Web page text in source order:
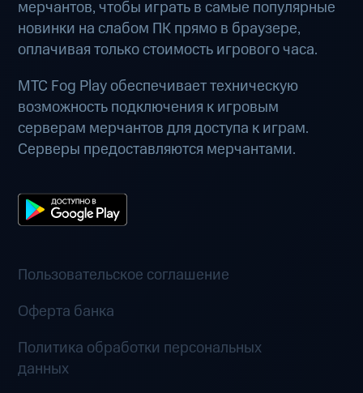
мерчантов, чтобы играть в самые популярные
новинки на слабом ПК прямо в браузере,
оплачивая только стоимость игрового часа.
МТС Fog Play обеспечивает техническую
возможность подключения к игровым
серверам мерчантов для доступа к играм.
Серверы предоставляются мерчантами.
Пользовательское соглашение
Оферта банка
Политика обработки персональных
данных